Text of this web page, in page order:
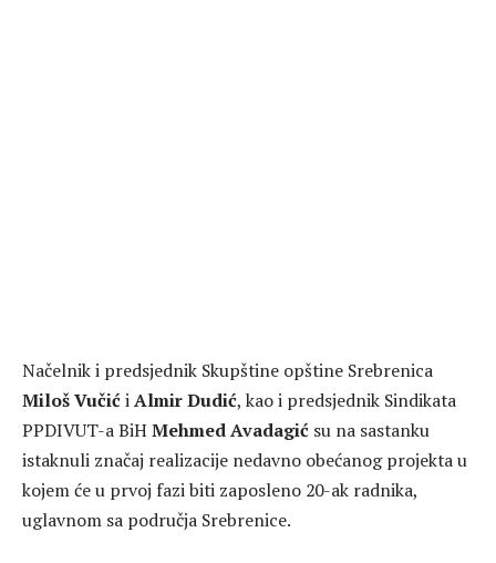
Načelnik i predsjednik Skupštine opštine Srebrenica
Miloš VučićiAlmir Dudić, kao i predsjednik Sindikata
PPDIVUT-a BiHMehmed Avadagić su na sastanku
istaknuli značaj realizacije nedavno obećanog projekta u
kojem će u prvoj fazi biti zaposleno 20-ak radnika,
uglavnom sa područja Srebrenice.